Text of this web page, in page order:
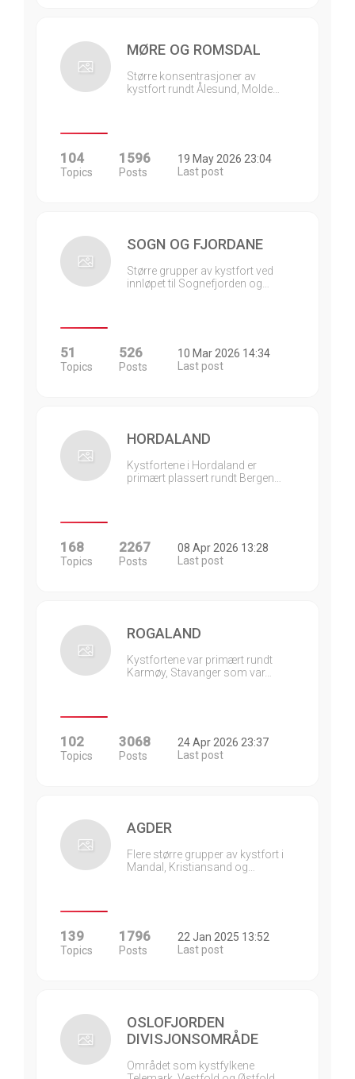
MØRE OG ROMSDAL
Større konsentrasjoner av
kystfort rundt Ålesund, Molde…
104
Topics
1596
Posts
19 May 2026 23:04
Last post
SOGN OG FJORDANE
Større grupper av kystfort ved
innløpet til Sognefjorden og…
51
Topics
526
Posts
10 Mar 2026 14:34
Last post
HORDALAND
Kystfortene i Hordaland er
primært plassert rundt Bergen…
168
Topics
2267
Posts
08 Apr 2026 13:28
Last post
ROGALAND
Kystfortene var primært rundt
Karmøy, Stavanger som var…
102
Topics
3068
Posts
24 Apr 2026 23:37
Last post
AGDER
Flere større grupper av kystfort i
Mandal, Kristiansand og…
139
Topics
1796
Posts
22 Jan 2025 13:52
Last post
OSLOFJORDEN
DIVISJONSOMRÅDE
Området som kystfylkene